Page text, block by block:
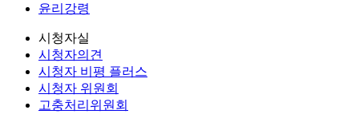
윤리강령
시청자실
시청자의견
시청자 비평 플러스
시청자 위원회
고충처리위원회